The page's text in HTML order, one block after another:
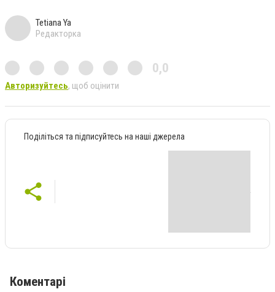
Tetiana Ya
Редакторка
0,0
Авторизуйтесь, щоб оцінити
Поділіться та підписуйтесь на наші джерела
Коментарі